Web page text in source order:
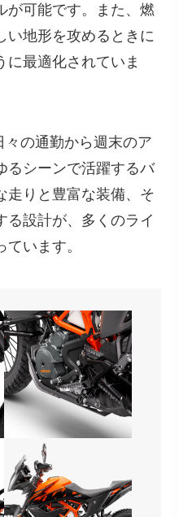
が可能です。また、燃
い地形を攻めるときに
に最適化されていま
の通勤から週末のア
るシーンで活躍するバ
走りと豊富な装備、そ
る設計が、多くのライ
います。